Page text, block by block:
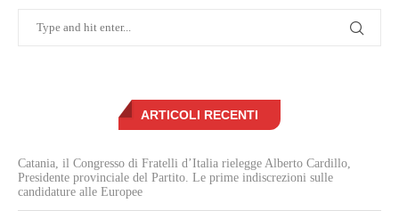
ARTICOLI RECENTI
Catania, il Congresso di Fratelli d’Italia rielegge Alberto Cardillo,
Presidente provinciale del Partito. Le prime indiscrezioni sulle
candidature alle Europee